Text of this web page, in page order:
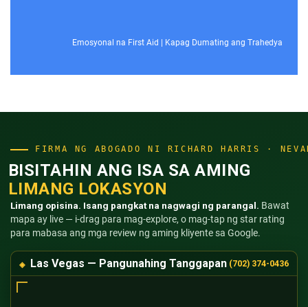
Emosyonal na First Aid Kapag Dumating ang Trahedya
FIRMA NG ABOGADO NI RICHARD HARRIS ·
BISITAHIN ANG ISA SA AMING
LIMANG LOKASYON
Limang opisina. Isang pangkat na nagwagi ng parangal. Bawat
mapa ay live — i-drag para mag-explore, o mag-tap ng star rating
para mabasa ang mga review ng aming kliyente sa Google.
Las Vegas — Pangunahing Tanggapan (702) 374-0436